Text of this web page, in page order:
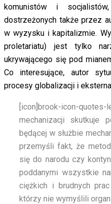
komunistów i
dostrzeżonych także przez
w wyzysku i kapitalizmie.
proletariatu) jest tylko
ukrywającego się pod
Co interesujące, autor
procesy globalizacji i
[icon]brook-icon-quotes-
mechanizacji skutkuje
będącej w służbie
przemyśli fakt, że
się do narodu czy
poddanymi wszystkie
ciężkich i brudnych
którzy nie wymyślili